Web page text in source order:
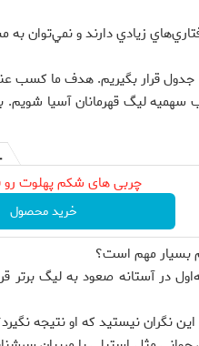
زيادي دارند و نمي‌توان به
جدول قرار بگيريم. هدف ما كسب
چربی های شکم پهلوت رو
خرید محصول
بسيار مهم است؟
در آستانه صعود به ليگ
نگران نيستيد كه او نتيجه